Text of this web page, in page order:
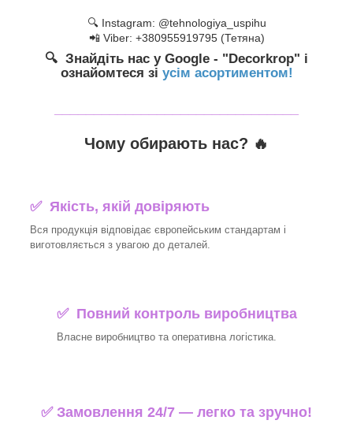
🔍 Instagram: @tehnologiya_uspihu
📲 Viber: +380955919795 (Тетяна)
🔍 Знайдіть нас у Google - "Decorkrop" і
ознайомтеся зі усім асортиментом!
Чому обирають нас? 🔥
✅ Якість, якій довіряють
Вся продукція відповідає європейським стандартам і
виготовляється з увагою до деталей.
✅ Повний контроль виробництва
Власне виробництво та оперативна логістика.
✅ Замовлення 24/7 — легко та зручно!